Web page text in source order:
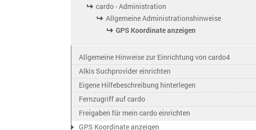
cardo - Administration
Allgemeine Administrationshinweise
GPS Koordinate anzeigen
Allgemeine Hinweise zur Einrichtung von cardo4
Alkis Suchprovider einrichten
Eigene Hilfebeschreibung hinterlegen
Fernzugriff auf cardo
Freigaben für mein cardo einrichten
GPS Koordinate anzeigen